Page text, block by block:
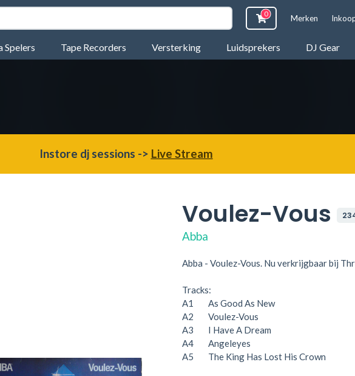
Spelers Tape Recorders Versterking Luidsprekers DJ Gear
Merken
Instore dj sessions -> Live Stream
Voulez-Vous
Abba
Abba - Voulez-Vous. Nu verkrijgbaar bij
Tracks:
A1 As Good As New
A2 Voulez-Vous
A3 I Have A Dream
A4 Angeleyes
A5 The King Has Lost His Crown